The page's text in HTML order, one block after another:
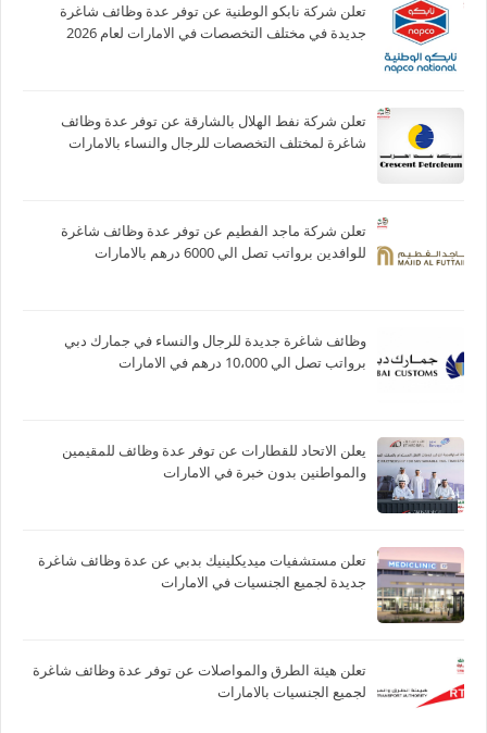
تعلن شركة نابكو الوطنية عن توفر عدة وظائف شاغرة
جديدة في مختلف التخصصات في الامارات لعام 2026
تعلن شركة نفط الهلال بالشارقة عن توفر عدة وظائف
شاغرة لمختلف التخصصات للرجال والنساء بالامارات
تعلن شركة ماجد الفطيم عن توفر عدة وظائف شاغرة
للوافدين برواتب تصل الي 6000 درهم بالامارات
وظائف شاغرة جديدة للرجال والنساء في جمارك دبي
برواتب تصل الي 10،000 درهم في الامارات
يعلن الاتحاد للقطارات عن توفر عدة وظائف للمقيمين
والمواطنين بدون خبرة في الامارات
تعلن مستشفيات ميديكلينيك بدبي عن عدة وظائف شاغرة
جديدة لجميع الجنسيات في الامارات
تعلن هيئة الطرق والمواصلات عن توفر عدة وظائف شاغرة
لجميع الجنسيات بالامارات